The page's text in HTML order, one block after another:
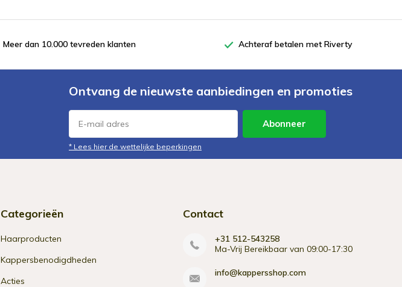
Meer dan 10.000 tevreden klanten Achteraf betalen met Riverty
Ontvang de nieuwste aanbiedingen en promoties
Abonneer
* Lees hier de wettelijke beperkingen
Categorieën
Haarproducten
Kappersbenodigdheden
Acties
Contact
+31 512-543258
Ma-Vrij Bereikbaar van 09:00-17:30
info@kappersshop.com